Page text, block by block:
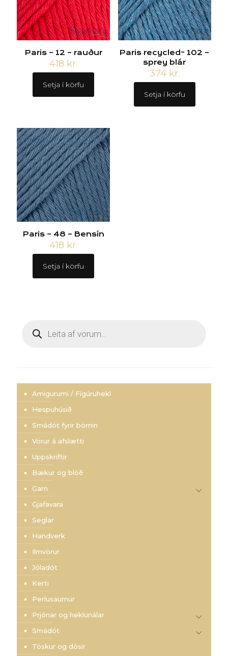
Paris – 12 – rauður
418 kr.
Setja í körfu
Paris recycled- 102 –
sprey blár
374 kr.
Setja í körfu
Paris – 48 – Bensín
418 kr.
Setja í körfu
search
Amigurumi / Fígúruhekl
Hespuhúsið
Smádót fyrir börnin
Vörur á afslætti
Uppskriftir
Bækur og blöð
Garn
Gjafavara
Seglar
Handverk
Ilmvörur
Jóladót
Kerti
Perlusaumur
Prjónar og heklunálar
Smádót
Töskur og dósir